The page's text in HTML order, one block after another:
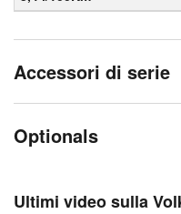
Accessori di serie
Optionals
Ultimi video sulla